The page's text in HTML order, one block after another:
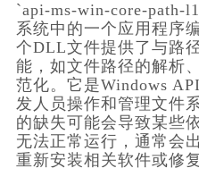
`api-ms-win-core-path-
系统中的一个应用程序
个DLL文件提供了与路
能，如文件路径的解析
范化。它是Windows
发人员操作和管理文件
的缺失可能会导致某些
无法正常运行，通常会
重新安装相关软件或修